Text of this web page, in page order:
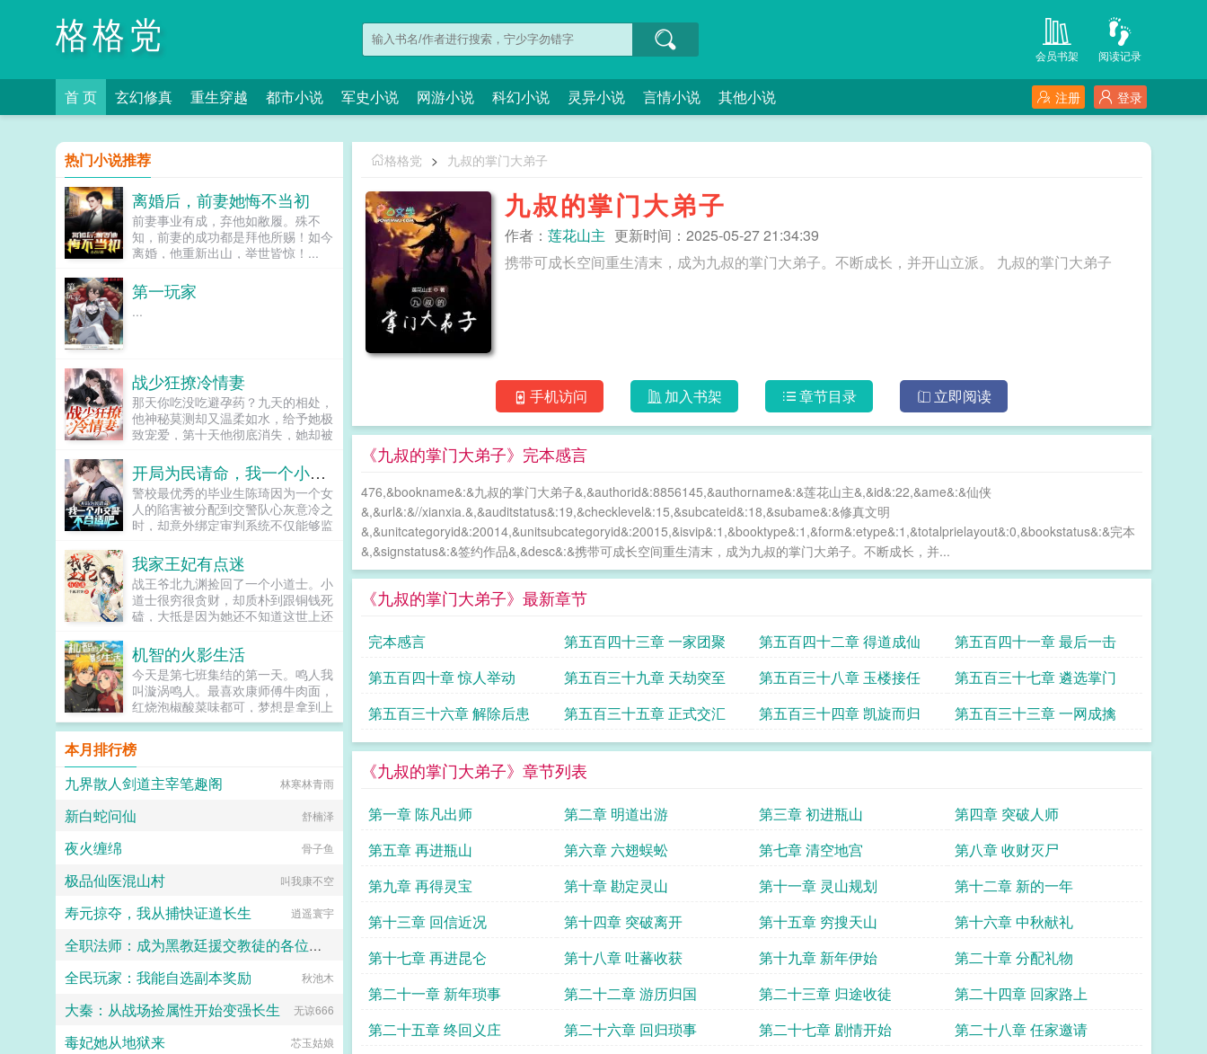
格格党 阅读记录
会员书架
首 页 玄幻修真 重生穿越 都市小说 军史小说 网游小说 科幻小说 灵异小说 言情小说 其他小说 登录
注册
格格党 > 九叔的掌门大弟子
九叔的掌门大弟子
作者： 莲花山主 更新时间：2025-05-27 21:34:39
携带可成长空间重生清末，成为九叔的掌门大弟子。不断成长，并开山立派。 九叔的掌门大弟子
手机访问 加入书架 章节目录 立即阅读
《九叔的掌门大弟子》完本感言
476,&bookname&:&九叔的掌门大弟子&,&authorid&:8856145,&authorname&:&莲花山主&,&id&:22,&ame&:&仙侠
&,&url&:&//xianxia.&,&auditstatus&:19,&checklevel&:15,&subcateid&:18,&subame&:&修真文明
&,&unitcategoryid&:20014,&unitsubcategoryid&:20015,&isvip&:1,&booktype&:1,&form&:etype&:1,&totalprielayout&:0,&bookstatus&:&完本
&,&signstatus&:&签约作品&,&desc&:&携带可成长空间重生清末，成为九叔的掌门大弟子。不断成长，并...
《九叔的掌门大弟子》最新章节
完本感言 第五百四十三章 一家团聚 第五百四十二章 得道成仙
第五百四十一章 最后一击
第五百四十章 惊人举动
第五百三十九章 天劫突至 第五百三十八章 玉楼接任
第五百三十七章 遴选掌门
第五百三十六章 解除后患
第五百三十五章 正式交汇 第五百三十四章 凯旋而归 第五百三十三章 一网成擒
《九叔的掌门大弟子》章节列表
第一章 陈凡出师 第二章 明道出游 第三章 初进瓶山
第四章 突破人师
第五章 再进瓶山
第六章 六翅蜈蚣 第七章 清空地宫
第八章 收财灭尸
第九章 再得灵宝
第十章 勘定灵山 第十一章 灵山规划
第十二章 新的一年
第十三章 回信近况
第十四章 突破离开 第十五章 穷搜天山
第十六章 中秋献礼
第十七章 再进昆仑
第十八章 吐蕃收获 第十九章 新年伊始
第二十章 分配礼物
第二十一章 新年琐事
第二十二章 游历归国 第二十三章 归途收徒
第二十四章 回家路上
第二十五章 终回义庄
第二十六章 回归琐事 第二十七章 剧情开始
第二十八章 任家邀请
热门小说推荐
离婚后，前妻她悔不当初
前妻事业有成，弃他如敝履。殊不
知，前妻的成功都是拜他所赐！如今
离婚，他重新出山，举世皆惊！...
第一玩家
...
战少狂撩冷情妻
那天你吃没吃避孕药？九天的相处，
他神秘莫测却又温柔如水，给予她极
致宠爱，第十天他彻底消失，她却被
怀上他的孩子。几年后再遇，她隐瞒
生子的事，当他知道真相后，疯一样
将她拥入怀宝，你生第一胎的时候我
不在你身边，弥补这个遗憾唯一的办
法就是再生一个1v1结局。本故事纯
开局为民请命，我一个小交警不合适吧
警校最优秀的毕业生陈琦因为一个女
人的陷害被分配到交警队心灰意冷之
时，却意外绑定审判系统不仅能够监
咱虽是一介小小交警，咱也能为名除
害！...
我家王妃有点迷
战王爷北九渊捡回了一个小道士。小
道士很穷很贪财，却质朴到跟铜钱死
磕，大抵是因为她还不知道这世上还
看她无数次穷得把自己的铜钱剑拆了
补补了拆，三观有点崩。...
机智的火影生活
今天是第七班集结的第一天。鸣人我
叫漩涡鸣人。最喜欢康师傅牛肉面，
红烧泡椒酸菜味都可，梦想是拿到上
忍编制，然后顺便带个下忍班什么
的。小樱我叫春野樱。没什么喜欢
的，但讨厌装逼男。嗯，有没有编制
无所谓，别搞歧视女性那套就行。鸣
人嘶，等等奇变偶不变？小樱符号看
的？我福建生人。小樱我川渝。鸣人
佐助你们在说什么？卡卡西挠了挠眉
本月排行榜
九界散人剑道主宰笔趣阁
林寒林青雨
新白蛇问仙 舒楠泽
夜火缠绵 骨子鱼
极品仙医混山村 叫我康不空
寿元掠夺，我从捕快证道长生 逍遥寰宇
全职法师：成为黑教廷援交教徒的各位婊子
小磊子
全民玩家：我能自选副本奖励 秋池木
大秦：从战场捡属性开始变强长生 无谅666
毒妃她从地狱来 芯玉姑娘